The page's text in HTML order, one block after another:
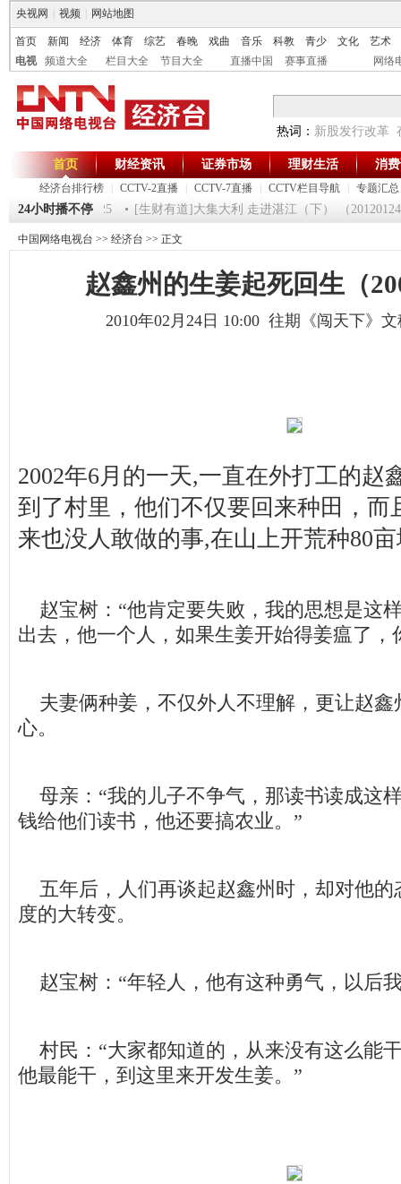
央视网 视频 网站地图
首页 新闻 经济 体育 综艺 春晚 戏曲 音乐 科教 青少 文化
艺术
电视
频道大全 栏目大全 节目大全 直播中国 赛事直播 网络
热词： 新股发行改革
首页
经济台排行榜 CCTV-2直播 CCTV-7直播 CCTV栏目导航 专题汇总
财经资讯 证券市场 理财生活 消
24小时播不停
间》 20120125 [生财有道]大集大利 走进湛江（下） （20120124 ）
中国网络电视台 >> 经济台 >> 正文
赵鑫州的生姜起死回生（
2010年02月24日 10:00 往期《闯天下》
2002年6月的一天,一直在外打工的赵
到了村里，他们不仅要回来种田，而
来也没人敢做的事,在山上开荒种80
赵宝树：“他肯定要失败，我的思想是这
出去，他一个人，如果生姜开始得姜瘟了，
夫妻俩种姜，不仅外人不理解，更让赵鑫
心。
母亲：“我的儿子不争气，那读书读成这
钱给他们读书，他还要搞农业。”
五年后，人们再谈起赵鑫州时，却对他的
度的大转变。
赵宝树：“年轻人，他有这种勇气，以后
村民：“大家都知道的，从来没有这么能
他最能干，到这里来开发生姜。”